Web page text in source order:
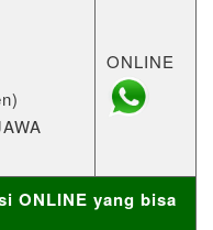
ONLINE
ONLINE yang bisa